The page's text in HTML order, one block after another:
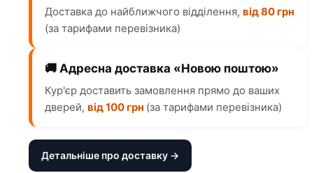
Доставка до найближчого відділення, від 80 грн
(за тарифами перевізника)
🚚 Адресна доставка «Новою поштою»
Кур'єр доставить замовлення прямо до ваших
дверей, від 100 грн (за тарифами перевізника)
Детальніше про доставку →